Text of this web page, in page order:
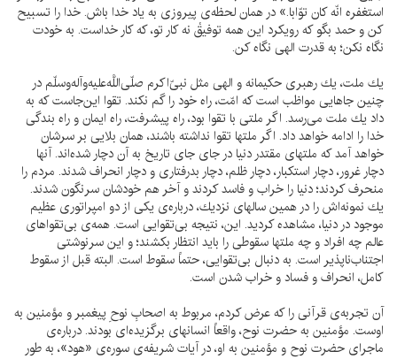
استغفره انّه كان توّابا.» در همان لحظه‌ى پيروزى به ياد خدا باش. خدا را تسبيح
كن و حمد بگو كه رويكرد اين همه توفيقْ نه كار تو، كه كار خداست. به خودت
نگاه نكن؛ به قدرت الهى نگاه كن.
يك ملت، يك رهبرى حكيمانه و الهى مثل نبىّ‌اكرم صلّى‌اللَّه‌عليه‌وآله‌وسلّم در
چنين جاهايى مواظب است كه امّت، راه خود را گم نكند. تقوا اين‌جاست كه به
داد يك ملت مى‌رسد. اگر ملتى با تقوا بود، راه پيشرفت، راه ايمان و راه بندگى
خدا را ادامه خواهد داد. اگر ملتها تقوا نداشته باشند، همان بلايى بر سرشان
خواهد آمد كه ملتهاى مقتدر دنيا در جاى جاى تاريخ به آن دچار شده‌اند. آنها
دچار غرور، دچار استكبار، دچار ظلم، دچار بدرفتارى و دچار انحراف شدند. مردم را
منحرف كردند؛ دنيا را خراب و فاسد كردند و آخر هم خودشان سرنگون شدند.
يك نمونه‌اش را در همين سالهاى نزديك، درباره‌ى يكى از دو امپراتورى عظيم
موجود در دنيا، مشاهده كرديد. اين، نتيجه بى‌تقوايى است. همه‌ى بى‌تقواهاى
عالم چه افراد و چه ملتها سقوطى را بايد انتظار بكشند؛ و اين سرنوشتى
اجتناب‌ناپذير است. به دنبال بى‌تقوايى، حتماً سقوط است. البته قبل از سقوط
كامل، انحراف و فساد و خراب شدن است.
آن تجربه‌ى قرآنى را كه عرض كردم، مربوط به اصحابِ نوحِ پيغمبر و مؤمنين به
اوست. مؤمنين به حضرت نوح، واقعاً انسانهاى برگزيده‌اى بودند. درباره‌ى
ماجراى حضرت نوح و مؤمنين به او، در آيات شريفه‌ى سوره‌ى «هود»، به طور